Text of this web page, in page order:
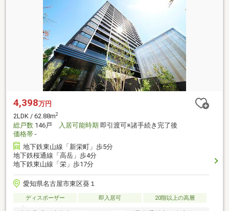
4,398万円
2LDK / 62.88m2
総戸数 146戸 入居可能時期 即引渡可※諸手続き完了後
価格帯 -
地下鉄東山線「新栄町」歩5分
地下鉄桜通線「高岳」歩4分
地下鉄東山線「栄」歩17分
愛知県名古屋市東区葵１
ディスポーザー 即入居可 20階以上の高層